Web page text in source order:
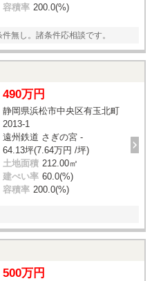
容積率 200.0(%)
無し。諸条件応相談です。
490万円
静岡県浜松市中央区有玉北町
2013-1
遠州鉄道 さぎの宮 -
64.13坪(7.64万円 /坪)
土地面積 212.00㎡
建ぺい率 60.0(%)
容積率 200.0(%)
500万円